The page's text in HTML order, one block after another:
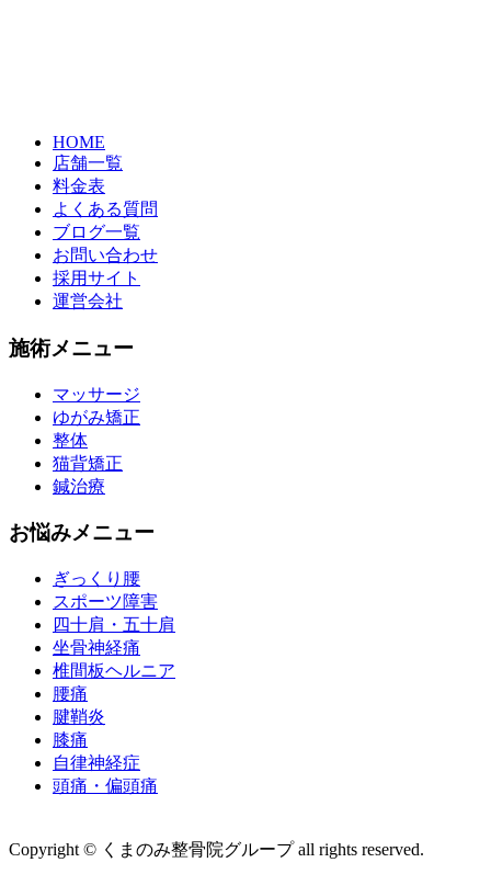
HOME
店舗一覧
料金表
よくある質問
ブログ一覧
お問い合わせ
採用サイト
運営会社
施術メニュー
マッサージ
ゆがみ矯正
整体
猫背矯正
鍼治療
お悩みメニュー
ぎっくり腰
スポーツ障害
四十肩・五十肩
坐骨神経痛
椎間板ヘルニア
腰痛
腱鞘炎
膝痛
自律神経症
頭痛・偏頭痛
Copyright © くまのみ整骨院グループ all rights reserved.